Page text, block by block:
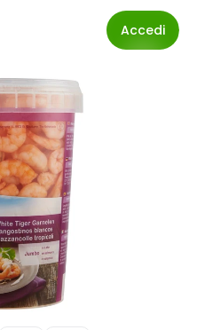
Accedi